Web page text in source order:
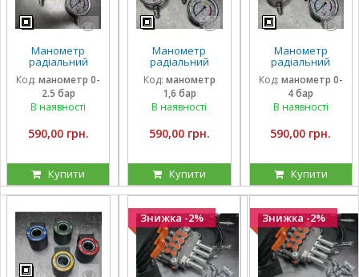
Манометр
радіальний
гліцириновий
вібростійкий 63
мм 0-2,5 Бар
Італія
Код: манометр 0-
2.5 бар
В наявності
590,00 грн.
Купити
Манометр
радіальний
гліцириновий
вібростійкий 63
мм 1,6 Бар Італія
Код: манометр
1,6 бар
В наявності
590,00 грн.
Купити
Манометр
радіальний
гліцириновий
вібростійкий 63
мм 0-4 Бар Італія
Код: манометр 0-
4 бар
В наявності
590,00 грн.
Купити
Знижка -2% Знижка -2%